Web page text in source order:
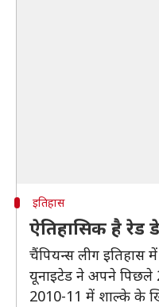
इतिहास
ऐतिहासिक है रेड
चैंपियन्स लीग इतिहास
यूनाइटेड ने अपने पिछले
2010-11 में शाल्के के